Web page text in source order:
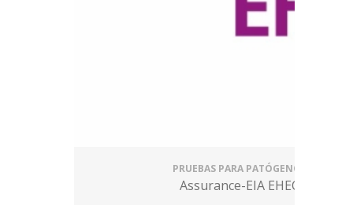
PRUEBAS PARA PATÓGENOS
Assurance-EIA EHEC